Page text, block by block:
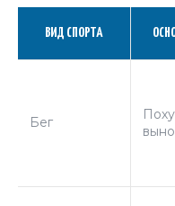
ВИД СПОРТА
Бег